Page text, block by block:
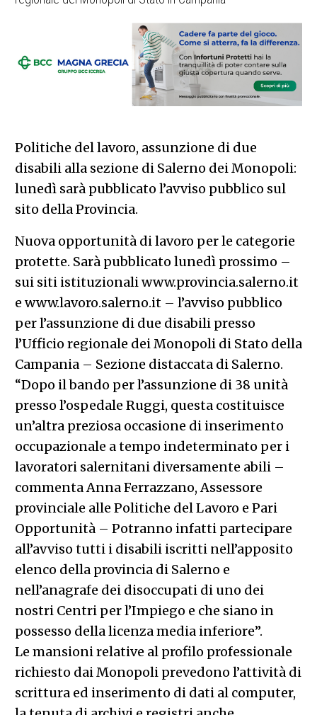
Politiche del lavoro, assunzione di due
disabili alla sezione di Salerno dei Monopoli:
lunedì sarà pubblicato l’avviso pubblico sul
sito della Provincia.
Nuova opportunità di lavoro per le categorie
protette. Sarà pubblicato lunedì prossimo –
sui siti istituzionali www.provincia.salerno.it
e www.lavoro.salerno.it – l’avviso pubblico
per l’assunzione di due disabili presso
l’Ufficio regionale dei Monopoli di Stato della
Campania – Sezione distaccata di Salerno.
“Dopo il bando per l’assunzione di 38 unità
presso l’ospedale Ruggi, questa costituisce
un’altra preziosa occasione di inserimento
occupazionale a tempo indeterminato per i
lavoratori salernitani diversamente abili –
commenta Anna Ferrazzano, Assessore
provinciale alle Politiche del Lavoro e Pari
Opportunità – Potranno infatti partecipare
all’avviso tutti i disabili iscritti nell’apposito
elenco della provincia di Salerno e
nell’anagrafe dei disoccupati di uno dei
nostri Centri per l’Impiego e che siano in
possesso della licenza media inferiore”.
Le mansioni relative al profilo professionale
richiesto dai Monopoli prevedono l’attività di
scrittura ed inserimento di dati al computer,